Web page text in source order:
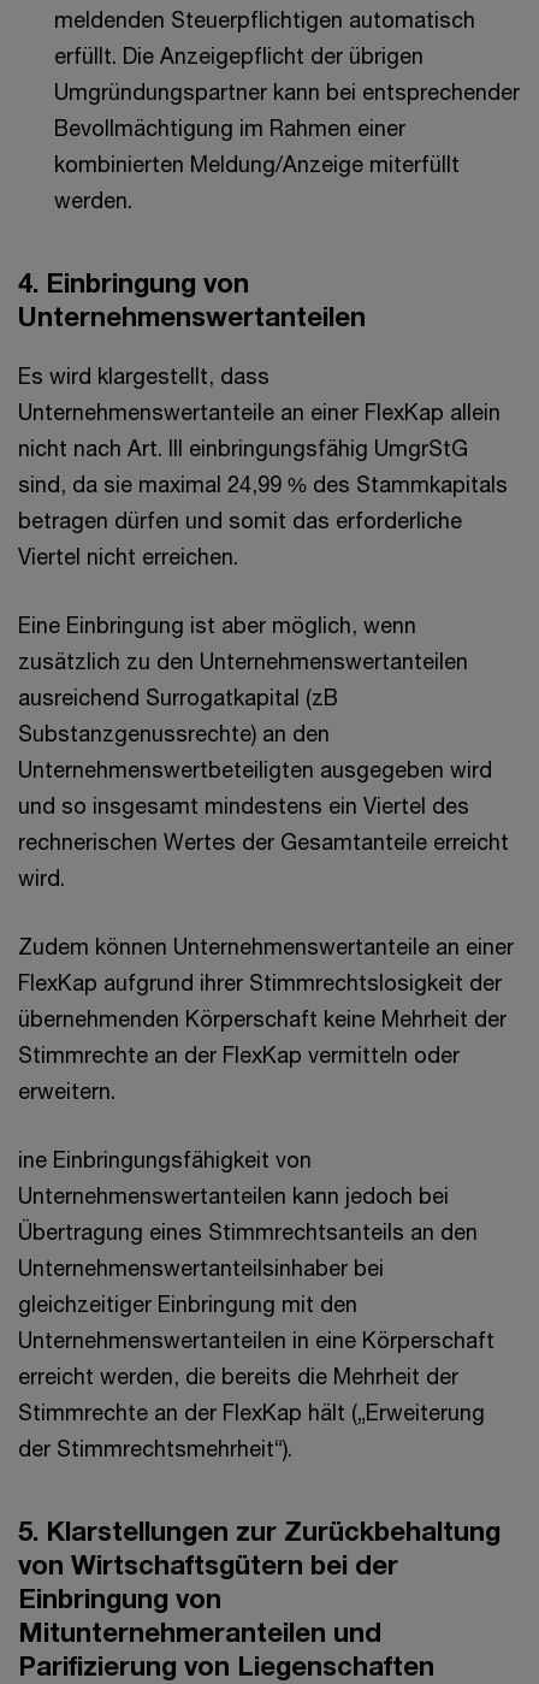
meldenden Steuerpflichtigen automatisch
erfüllt. Die Anzeigepflicht der übrigen
Umgründungspartner kann bei entsprechender
Bevollmächtigung im Rahmen einer
kombinierten Meldung/Anzeige miterfüllt
werden.
4. Einbringung von
Unternehmenswertanteilen
Es wird klargestellt, dass
Unternehmenswertanteile an einer FlexKap allein
nicht nach Art. III einbringungsfähig UmgrStG
sind, da sie maximal 24,99 % des Stammkapitals
betragen dürfen und somit das erforderliche
Viertel nicht erreichen.
Eine Einbringung ist aber möglich, wenn
zusätzlich zu den Unternehmenswertanteilen
ausreichend Surrogatkapital (zB
Substanzgenussrechte) an den
Unternehmenswertbeteiligten ausgegeben wird
und so insgesamt mindestens ein Viertel des
rechnerischen Wertes der Gesamtanteile erreicht
wird.
Zudem können Unternehmenswertanteile an einer
FlexKap aufgrund ihrer Stimmrechtslosigkeit der
übernehmenden Körperschaft keine Mehrheit der
Stimmrechte an der FlexKap vermitteln oder
erweitern.
ine Einbringungsfähigkeit von
Unternehmenswertanteilen kann jedoch bei
Übertragung eines Stimmrechtsanteils an den
Unternehmenswertanteilsinhaber bei
gleichzeitiger Einbringung mit den
Unternehmenswertanteilen in eine Körperschaft
erreicht werden, die bereits die Mehrheit der
Stimmrechte an der FlexKap hält („Erweiterung
der Stimmrechtsmehrheit“).
5. Klarstellungen zur Zurückbehaltung
von Wirtschaftsgütern bei der
Einbringung von
Mitunternehmeranteilen und
Parifizierung von Liegenschaften